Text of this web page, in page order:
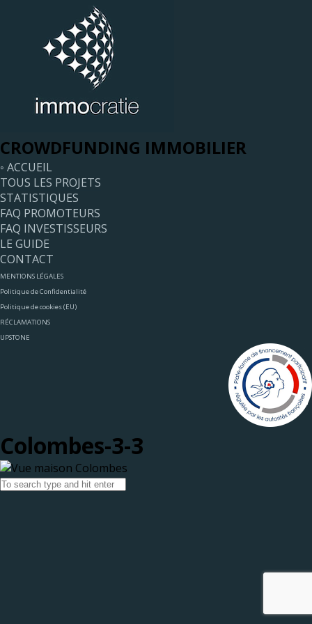
CROWDFUNDING IMMOBILIER
◦ ACCUEIL
TOUS LES PROJETS
STATISTIQUES
FAQ PROMOTEURS
FAQ INVESTISSEURS
LE GUIDE
CONTACT
MENTIONS LÉGALES
Politique de Confidentialité
Politique de cookies (EU)
RÉCLAMATIONS
UPSTONE
Colombes-3-3